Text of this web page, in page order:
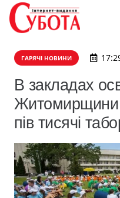
ГАРЯЧІ НОВИНИ
В закладах
Житомирщини
пів тисячі